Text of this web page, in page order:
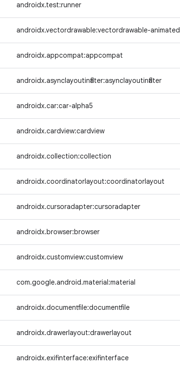
androidx.test:runner
androidx.vectordrawable:vectordrawable-animated
androidx.appcompat:appcompat
androidx.asynclayoutinflater:asynclayoutinflater
androidx.car:car-alpha5
androidx.cardview:cardview
androidx.collection:collection
androidx.coordinatorlayout:coordinatorlayout
androidx.cursoradapter:cursoradapter
androidx.browser:browser
androidx.customview:customview
com.google.android.material:material
androidx.documentfile:documentfile
androidx.drawerlayout:drawerlayout
androidx.exifinterface:exifinterface